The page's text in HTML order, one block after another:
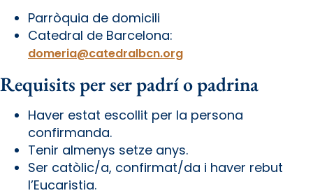
Parròquia de domicili
Catedral de Barcelona:
domeria@catedralbcn.org
Requisits per ser padrí o padrina
Haver estat escollit per la persona
confirmanda.
Tenir almenys setze anys.
Ser catòlic/a, confirmat/da i haver rebut
l’Eucaristia.